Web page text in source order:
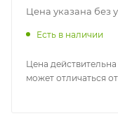
Цена указана без
Есть в наличии
Цена
может отличаться